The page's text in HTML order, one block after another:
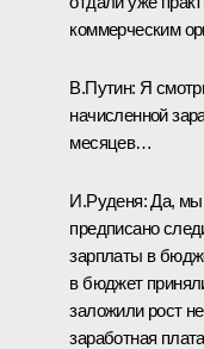
коммерческим
В.Путин: Я
начисленной
месяцев…
И.Руденя:Да, мы
предписано
зарплаты в
в бюджет
заложили рост
заработная